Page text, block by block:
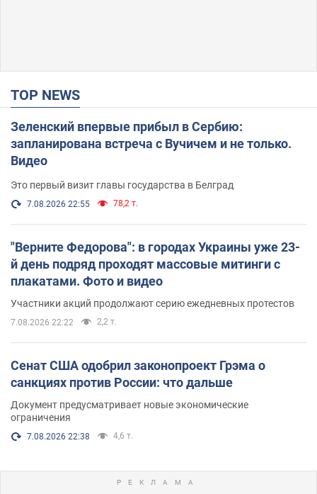
TOP NEWS
Зеленский впервые прибыл в Сербию:
запланирована встреча с Вучичем и не только.
Видео
Это первый визит главы государства в Белград
7.08.2026 22:55 78,2 т.
"Верните Федорова": в городах Украины уже 23-
й день подряд проходят массовые митинги с
плакатами. Фото и видео
Участники акций продолжают серию ежедневных протестов
7.08.2026 22:22 2,2 т.
Сенат США одобрил законопроект Грэма о
санкциях против России: что дальше
Документ предусматривает новые экономические
ограничения
7.08.2026 22:38 4,6 т.